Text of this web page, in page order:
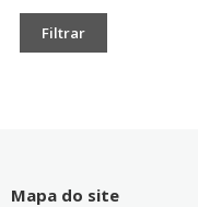
Filtrar
Mapa do site